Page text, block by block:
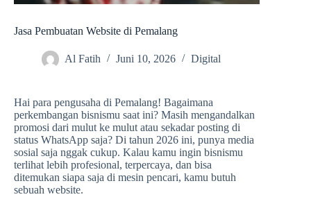
Jasa Pembuatan Website di Pemalang
Al Fatih Juni 10, 2026 Digital
Hai para pengusaha di Pemalang! Bagaimana
perkembangan bisnismu saat ini? Masih mengandalkan
promosi dari mulut ke mulut atau sekadar posting di
status WhatsApp saja? Di tahun 2026 ini, punya media
sosial saja nggak cukup. Kalau kamu ingin bisnismu
terlihat lebih profesional, terpercaya, dan bisa
ditemukan siapa saja di mesin pencari, kamu butuh
sebuah website.